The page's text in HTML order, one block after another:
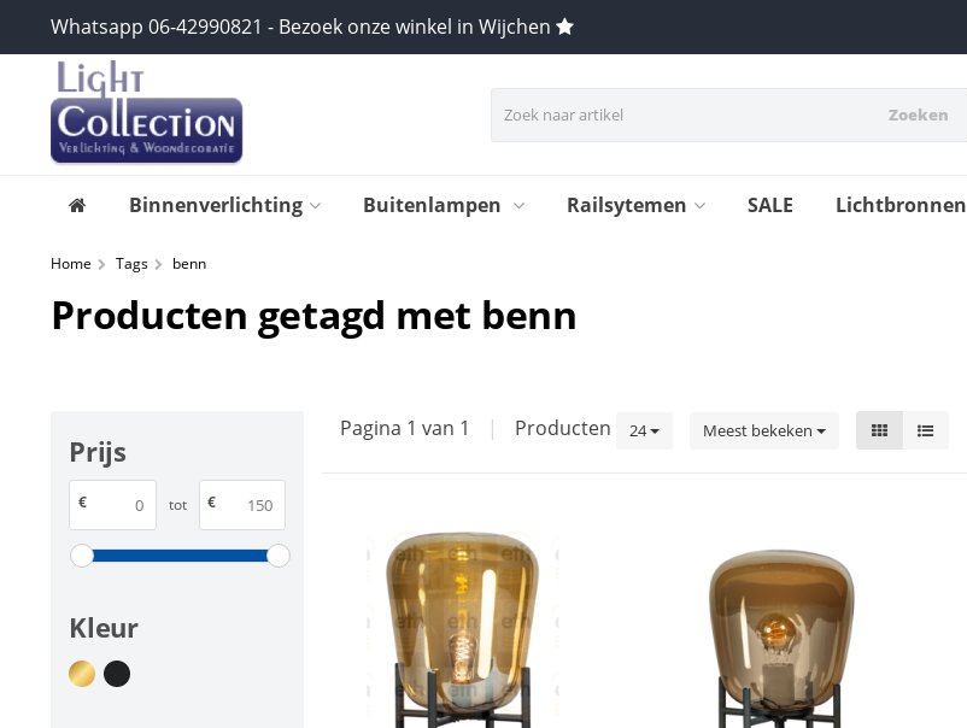
Whatsapp 06-42990821 - Bezoek onze winkel in Wijchen
Zoeken
Binnenverlichting Buitenlampen Railsytemen SALE Lichtbronnen
Home Tags benn
Producten getagd met benn
Prijs
€ tot €
Kleur
Pagina 1 van 1 | Producten 24 Meest bekeken